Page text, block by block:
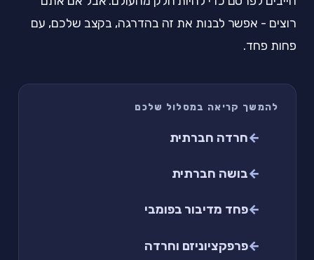
רוצים - אפשר לבנות את זה בהדרגה, בקצב שלכם, עם
פחות פחד.
להמשך קריאה במסלול שלכם
חרדה חברתית
בושה חברתית
פחד מדיבור בפומבי
פרפקציוניזם וחרדה